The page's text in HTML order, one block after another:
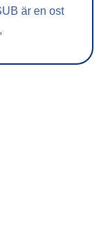
är en ost